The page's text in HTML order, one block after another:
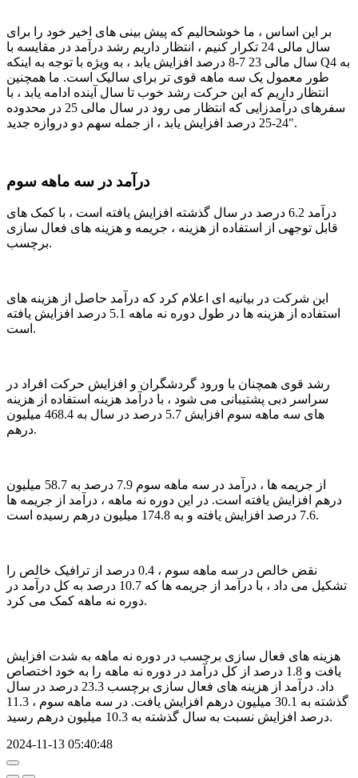
بر این اساس ، ما خوشحالیم که پیش بینی های اخیر خود را برای
سال مالی 24 تکرار کنیم ، انتظار داریم رشد درآمد در مقایسه با
سال مالی 23 7-8 درصد افزایش یابد ، به ویژه با توجه به اینکه Q4 به
طور معمول یک سه ماهه قوی تر برای سالیک است. ما همچنین
انتظار داریم که این حرکت رشد خوب تا سال آینده ادامه یابد ، با
سفرهای درآمدزایی که انتظار می رود در سال مالی 25 در محدوده
24-25 درصد افزایش یابد ، از جمله سهم دو دروازه جدید".
درآمد در سه ماهه سوم
درآمد 6.2 درصد در سال گذشته افزایش یافته است ، با کمک های
قابل توجهی از استفاده از هزینه ، جریمه و هزینه های فعال سازی
برچسب.
این شرکت در بیانیه ای اعلام کرد که درآمد حاصل از هزینه های
استفاده از هزینه ها در طول دوره نه ماهه 5.1 درصد افزایش یافته
است.
رشد قوی همچنان با ورود گردشگران و افزایش حرکت افراد در
سراسر دبی پشتیبانی می شود ، با درآمد هزینه استفاده از هزینه
های سه ماهه سوم افزایش 5.7 درصد در سال به 468.4 میلیون
درهم.
از جریمه ها ، درآمد در سه ماهه سوم 7.9 درصد به 58.7 میلیون
درهم افزایش یافته است. در این دوره نه ماهه ، درآمد از جریمه ها
7.6 درصد افزایش یافته و به 174.8 میلیون درهم رسیده است.
نقض خالص در سه ماهه سوم ، 0.4 درصد از ترافیک خالص را
تشکیل می داد ، با درآمد از جریمه ها که 10.7 درصد به کل درآمد در
دوره نه ماهه کمک می کرد.
هزینه های فعال سازی برچسب در دوره نه ماهه به شدت افزایش
یافت و 1.8 درصد از کل درآمد در دوره نه ماهه را به خود اختصاص
داد. درآمد از هزینه های فعال سازی برچسب 23.3 درصد در سال
گذشته به 30.1 میلیون درهم افزایش یافت. در سه ماهه سوم ، 11.3
درصد افزایش نسبت به سال گذشته به 10.3 میلیون درهم رسید.
2024-11-13 05:40:48